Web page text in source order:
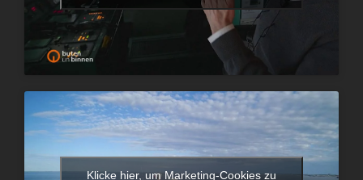
Klicke hier, um Marketing-Cookies zu